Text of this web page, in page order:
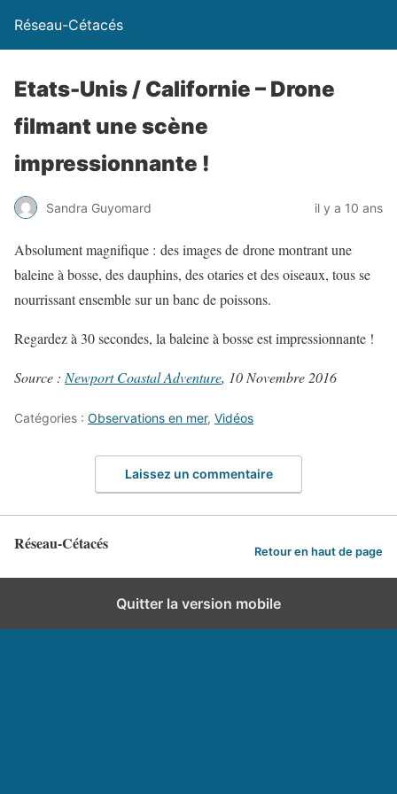
Réseau-Cétacés
Etats-Unis / Californie – Drone
filmant une scène
impressionnante !
Sandra Guyomard il y a 10 ans
Absolument magnifique : des images de drone montrant une
baleine à bosse, des dauphins, des otaries et des oiseaux, tous se
nourrissant ensemble sur un banc de poissons.
Regardez à 30 secondes, la baleine à bosse est impressionnante !
Source : Newport Coastal Adventure, 10 Novembre 2016
Catégories : Observations en mer, Vidéos
Laissez un commentaire
Réseau-Cétacés Retour en haut de page
Quitter la version mobile